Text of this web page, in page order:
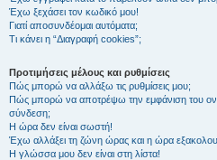
Έχω ξεχάσει τον κωδικό μου!
Γιατί αποσυνδέομαι αυτόματα;
Τι κάνει η “Διαγραφή cookies”;
Προτιμήσεις μέλους και ρυθμίσεις
Πώς μπορώ να αλλάξω τις ρυθμίσεις μου;
Πώς μπορώ να αποτρέψω την εμφάνιση του
σύνδεση;
Η ώρα δεν είναι σωστή!
Έχω αλλάξει τη ζώνη ώρας και η ώρα
Η γλώσσα μου δεν είναι στη λίστα!